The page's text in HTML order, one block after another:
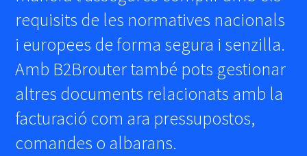
requisits de les normatives nacionals
i europees de forma segura i senzilla.
Amb B2Brouter també pots gestionar
altres documents relacionats amb la
facturació com ara pressupostos,
comandes o albarans.